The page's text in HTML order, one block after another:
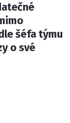
je
118 23 054
šéfa týmu
o své